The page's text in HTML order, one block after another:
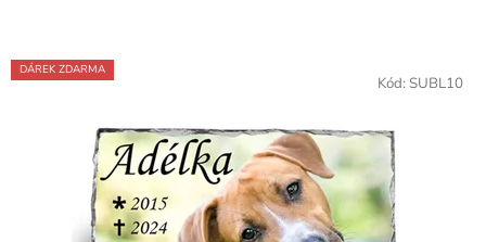
DÁREK ZDARMA
Kód: SUBL10